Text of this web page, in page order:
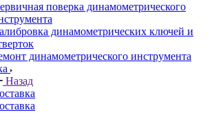
поверка динамометрического
динамометрических ключей и
динамометрического инструмента
Назад